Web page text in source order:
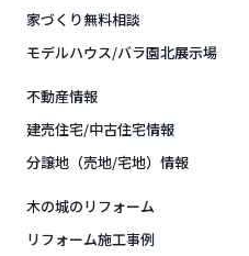
家づくり無料相談
モデルハウス/バラ園北展示場
不動産情報
建売住宅/中古住宅情報
分譲地（売地/宅地）情報
木の城のリフォーム
リフォーム施工事例